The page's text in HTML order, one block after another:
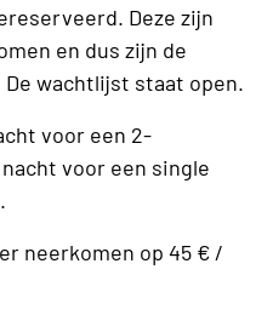
Deze zijn
en dus zijn de
De wachtlijst staat open.
voor een 2-
voor een single
neerkomen op 45 € /